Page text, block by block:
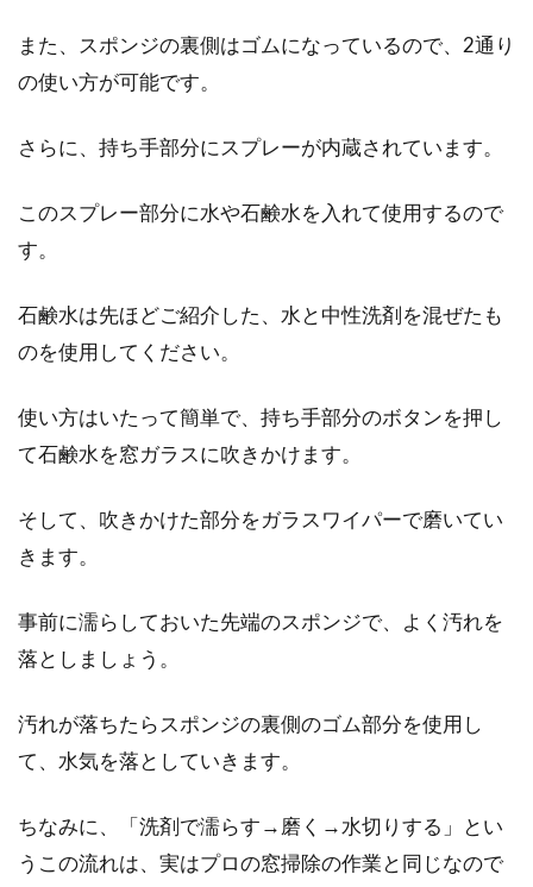
また、スポンジの裏側はゴムになっているので、2通り
の使い方が可能です。
さらに、持ち手部分にスプレーが内蔵されています。
このスプレー部分に水や石鹸水を入れて使用するので
す。
石鹸水は先ほどご紹介した、水と中性洗剤を混ぜたも
のを使用してください。
使い方はいたって簡単で、持ち手部分のボタンを押し
て石鹸水を窓ガラスに吹きかけます。
そして、吹きかけた部分をガラスワイパーで磨いてい
きます。
事前に濡らしておいた先端のスポンジで、よく汚れを
落としましょう。
汚れが落ちたらスポンジの裏側のゴム部分を使用し
て、水気を落としていきます。
ちなみに、「洗剤で濡らす→磨く→水切りする」とい
うこの流れは、実はプロの窓掃除の作業と同じなので